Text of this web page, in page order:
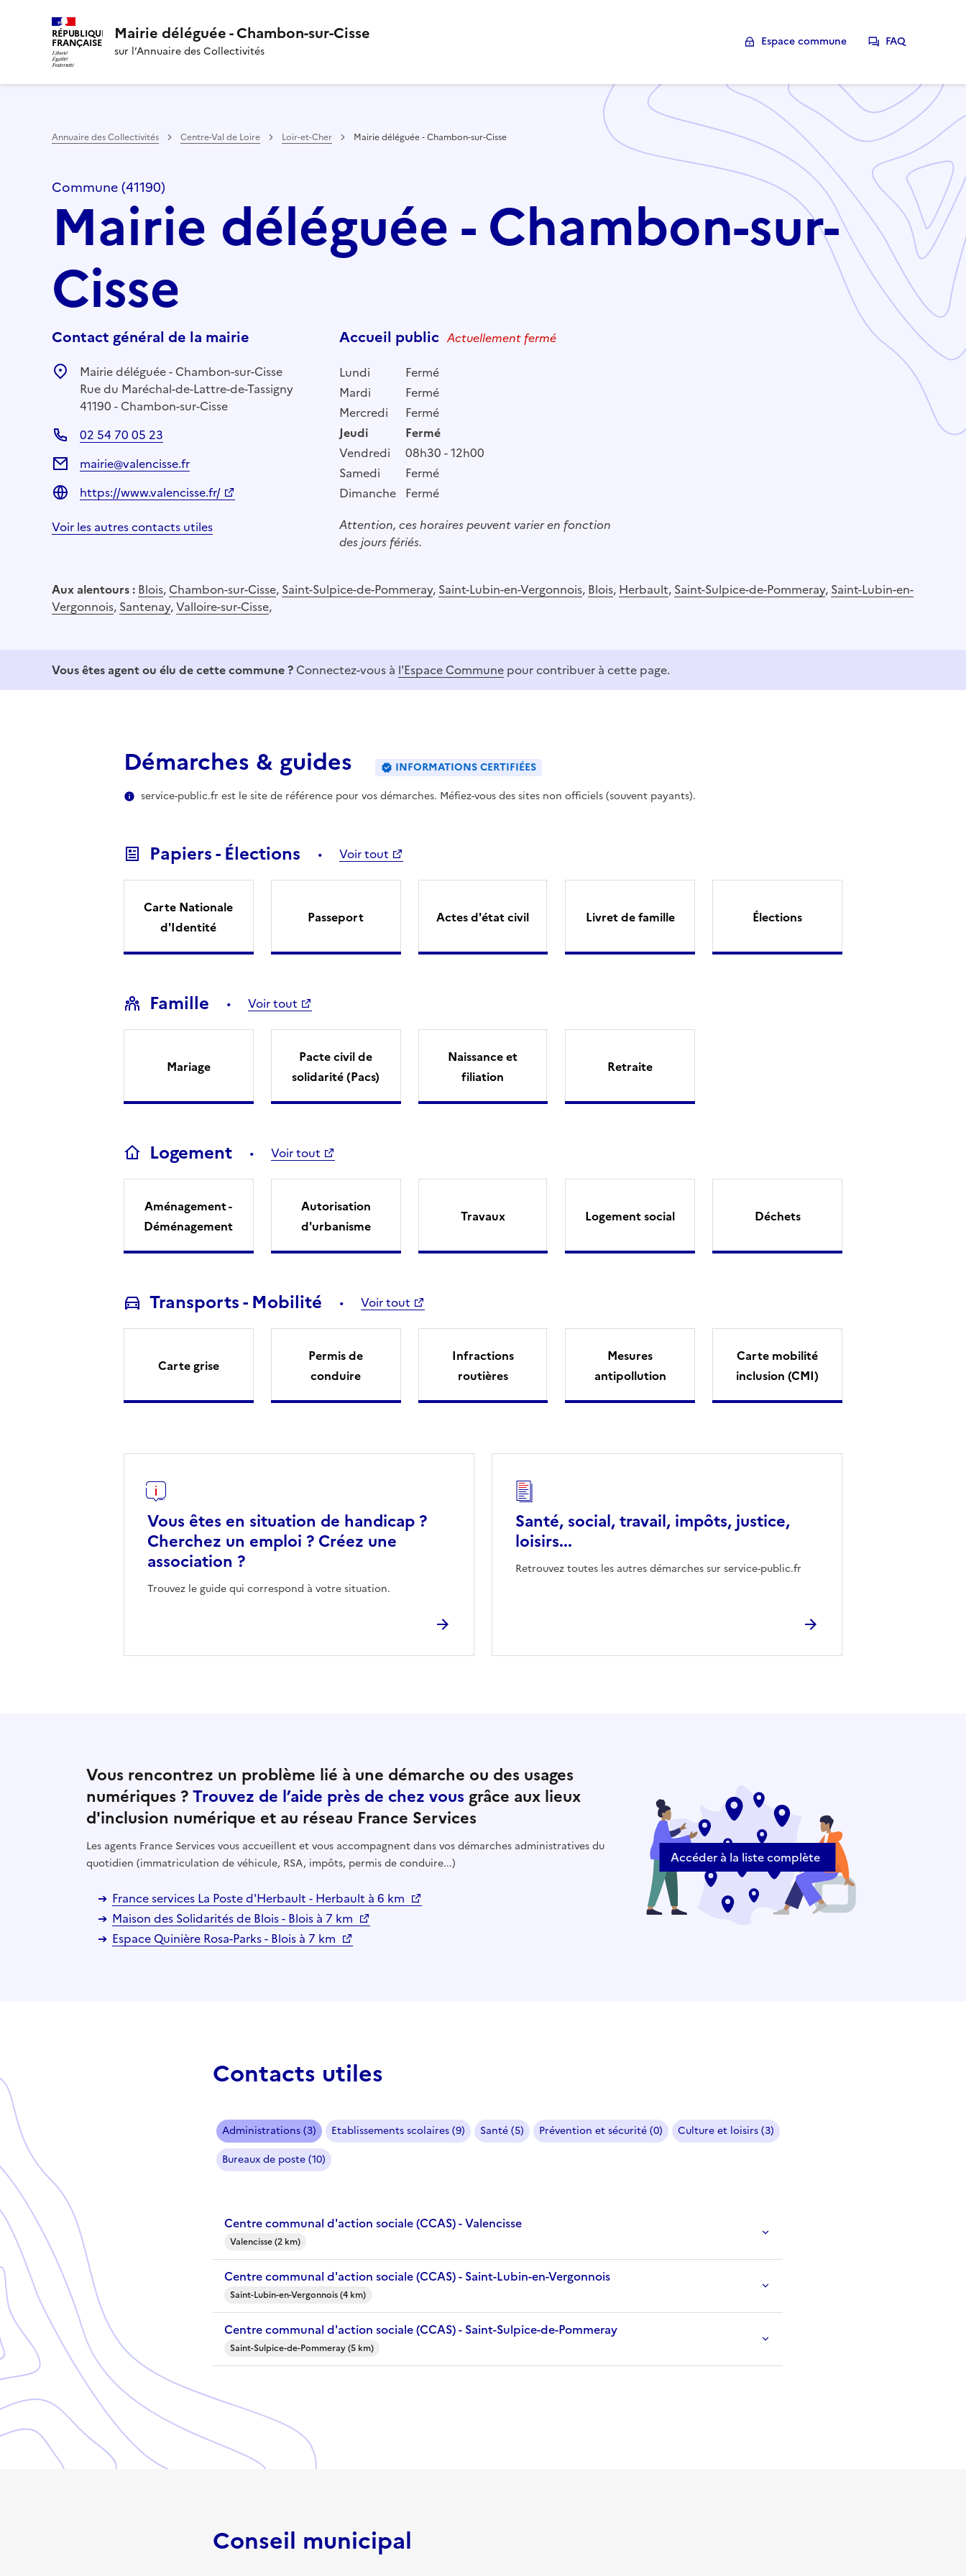
RÉPUBLIQUE
FRANÇAISE Mairie déléguée - Chambon-sur-Cisse
sur l’Annuaire des Collectivités
Espace commune FAQ
Annuaire des Collectivités Centre-Val de Loire Loir-et-Cher Mairie déléguée - Chambon-sur-Cisse
Commune (41190)
Mairie déléguée - Chambon-sur-
Cisse
Contact général de la mairie
Mairie déléguée - Chambon-sur-Cisse
Rue du Maréchal-de-Lattre-de-Tassigny
41190 - Chambon-sur-Cisse
02 54 70 05 23
mairie@valencisse.fr
https://www.valencisse.fr/
Voir les autres contacts utiles
Accueil public Actuellement fermé
Lundi
Fermé
Mardi
Fermé
Mercredi
Fermé
Jeudi
Fermé
Vendredi
08h30 - 12h00
Samedi
Fermé
Dimanche Fermé
Attention, ces horaires peuvent varier en fonction
des jours fériés.
Aux alentours : Blois, Chambon-sur-Cisse, Saint-Sulpice-de-Pommeray, Saint-Lubin-en-Vergonnois, Blois, Herbault, Saint-Sulpice-de-Pommeray, Saint-Lubin-en-
Vergonnois, Santenay,Valloire-sur-Cisse,
Vous êtes agent ou élu de cette commune ? Connectez-vous à l'Espace Commune pour contribuer à cette page.
Démarches & guides
INFORMATIONS CERTIFIÉES
service-public.fr est le site de référence pour vos démarches. Méfiez-vous des sites non officiels (souvent payants).
Papiers - Élections Voir tout
Carte Nationale
d'Identité
Passeport Actes d'état civil Livret de famille Élections
Famille Voir tout
Mariage
Pacte civil de
solidarité (Pacs)
Naissance et
filiation
Retraite
Logement Voir tout
Aménagement -
Déménagement
Autorisation
d'urbanisme
Travaux Logement social Déchets
Transports - Mobilité Voir tout
Carte grise
Permis de
conduire
Infractions
routières
Mesures
antipollution
Carte mobilité
inclusion (CMI)
Vous êtes en situation de handicap ?
Cherchez un emploi ? Créez une
association ?
Trouvez le guide qui correspond à votre situation.
Santé, social, travail, impôts, justice,
loisirs...
Retrouvez toutes les autres démarches sur service-public.fr
Vous rencontrez un problème lié à une démarche ou des usages
numériques ?Trouvez de l’aide près de chez vous grâce aux lieux
d'inclusion numérique et au réseau France Services
Les agents France Services vous accueillent et vous accompagnent dans vos démarches administratives du
quotidien (immatriculation de véhicule, RSA, impôts, permis de conduire...)
France services La Poste d'Herbault - Herbault à 6 km
Maison des Solidarités de Blois - Blois à 7 km
Espace Quinière Rosa-Parks - Blois à 7 km
Accéder à la liste complète
Contacts utiles
Administrations (3) Etablissements scolaires (9) Santé (5) Prévention et sécurité (0)
Culture et loisirs (3)
Bureaux de poste (10)
Centre communal d'action sociale (CCAS) - Valencisse
Valencisse (2 km)
Centre communal d'action sociale (CCAS) - Saint-Lubin-en-Vergonnois
Saint-Lubin-en-Vergonnois (4 km)
Centre communal d'action sociale (CCAS) - Saint-Sulpice-de-Pommeray
Saint-Sulpice-de-Pommeray (5 km)
Conseil municipal